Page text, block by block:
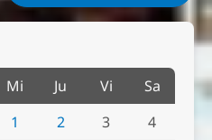
Mi Ju Vi
Sa
1
2 3
4